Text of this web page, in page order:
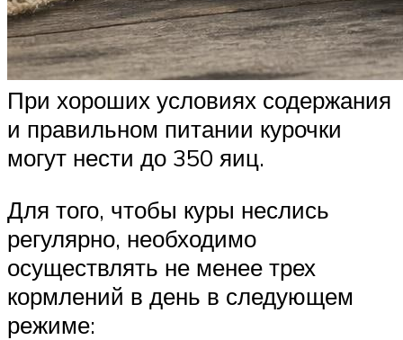
При хороших условиях содержания
и правильном питании курочки
могут нести до 350 яиц.
Для того, чтобы куры неслись
регулярно, необходимо
осуществлять не менее трех
кормлений в день в следующем
режиме: